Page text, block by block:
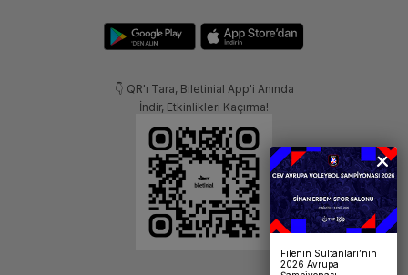
👇 QR'ı Tara, Biletinial App'i Anında
İndir, Etkinlikleri Kaçırma!
Filenin Sultanları’nın
2026 Avrupa